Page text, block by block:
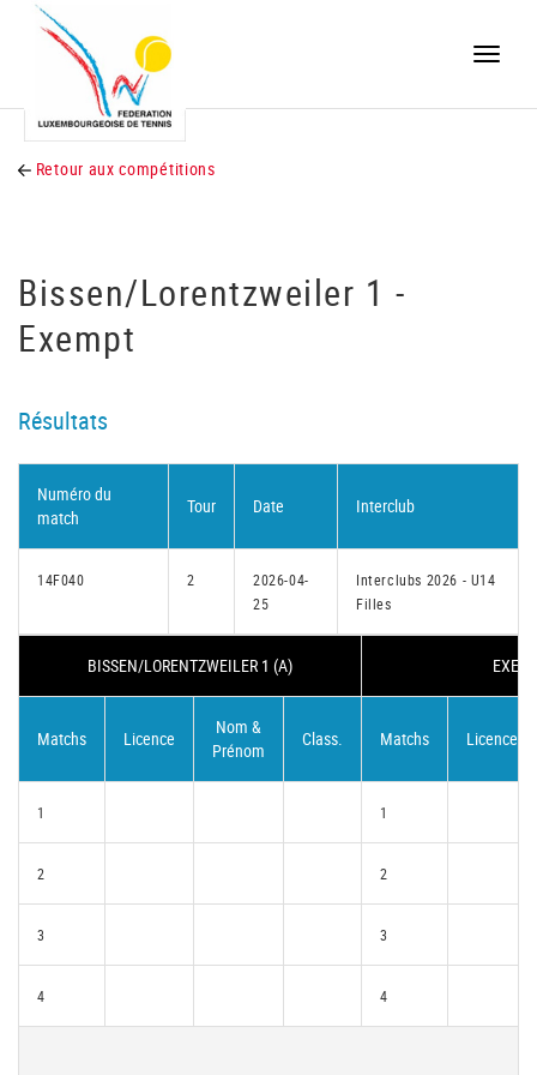
Toggle
Retour aux compétitions
Bissen/Lorentzweiler 1 -
Exempt
Résultats
Numéro du
match
Tour Date Interclub
14F040 2
2026-04-
25
Interclubs 2026 - U14
Filles
BISSEN/LORENTZWEILER 1 (A)
Matchs Licence
Nom &
Prénom
Class. Matchs Licence
1 1
2 2
3 3
4 4